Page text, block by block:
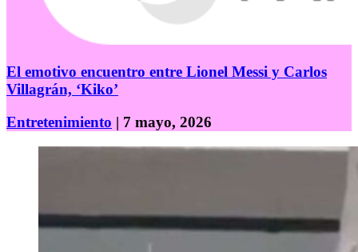
El emotivo encuentro entre Lionel Messi y Carlos
Villagrán, ‘Kiko’
Entretenimiento | 7 mayo, 2026